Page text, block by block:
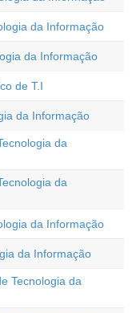
da Informação
da Informação
de T.I
da Informação
da
da
da Informação
da Informação
Tecnologia da